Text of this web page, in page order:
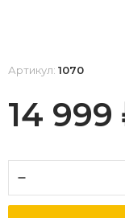
Артикул: 1070
14 999